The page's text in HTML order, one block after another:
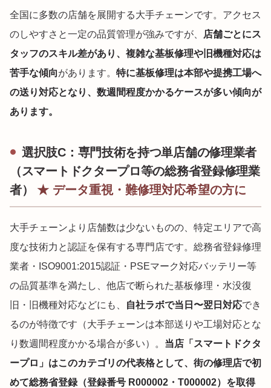
全国に多数の店舗を展開する大手チェーンです。アクセス
のしやすさと一定の品質管理が強みですが、
店舗ごとにス
タッフのスキル差があり、複雑な基板修理や旧機種対応は
苦手な傾向があります。 特に基板修理は本部や提携工場へ
の送り対応となり、数週間程度かかるケースが多い傾向が
あります。
選択肢C：専門技術を持つ単店舗の修理業者
（スマートドクタープロ等の総務省登録修理業
者）★ データ重視・難修理対応希望の方に
大手チェーンより店舗数は少ないものの、特定エリアで高
度な技術力と認証を保有する専門店です。総務省登録修理
業者・ISO9001:2015認証・PSEマーク対応バッテリー等
の品質基準を満たし、他店で断られた基板修理・水没復
旧・旧機種対応などにも、
自社ラボで当日〜翌日対応でき
るのが特徴です（大手チェーンは本部送りや工場対応とな
り数週間程度かかる場合が多い）。 当店「スマートドクタ
ープロ」はこのカテゴリの代表格として、街の修理店で初
めて総務省登録（登録番号 R000002・T000002）を取得